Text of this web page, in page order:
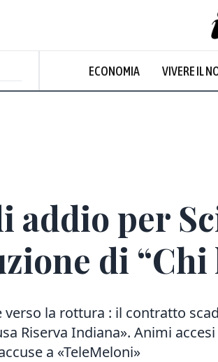
ECONOMIA VIVERE IL
addio per
di “Chi
verso la rottura : il contratto
Riserva Indiana». Animi
a «TeleMeloni»